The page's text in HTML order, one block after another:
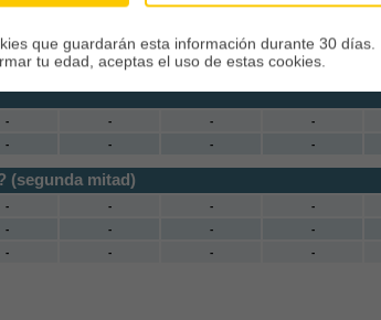
-
- - -
- - - -
-
- - -
(segunda mitad)
- - - -
-
- - -
-
- - -
que guardarán esta información durante 30 días.
tu edad, aceptas el uso de estas cookies.